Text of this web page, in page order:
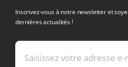
Mentions légales
Inscrivez-vous à notre newsletter et
dernières actualités !